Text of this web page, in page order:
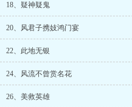
18、疑神疑鬼
20、风君子携妓鸿门宴
22、此地无银
24、风流不曾赏名花
26、美救英雄